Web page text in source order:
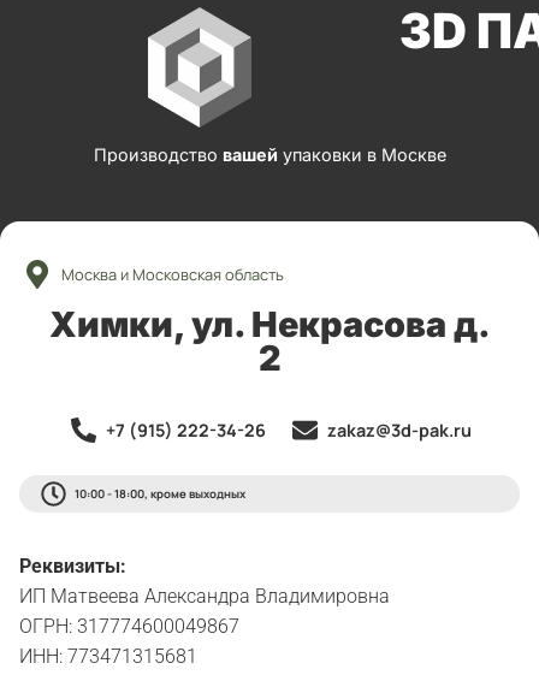
3D
Производство вашей упаковки в Москве
Москва и Московская область
Химки, ул. Некрасова д.
2
+7 (915) 222-34-26 zakaz@3d-pak.ru
10:00 - 18:00, кроме выходных
Реквизиты:
ИП Матвеева Александра Владимировна
ОГРН: 317774600049867
ИНН: 773471315681